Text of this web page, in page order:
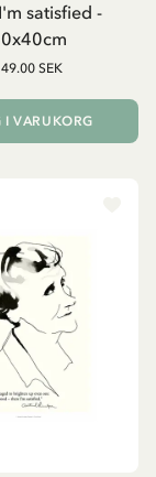
satisfied -
SEK
I VARUKORG